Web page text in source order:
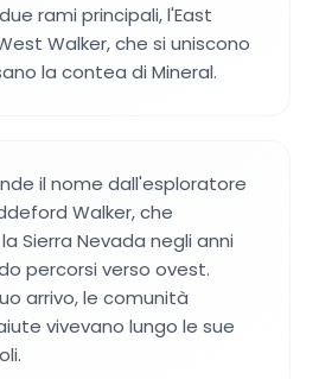
rami principali, l'East
Walker, che si uniscono
la contea di Mineral.
il nome dall'esploratore
Walker, che
Sierra Nevada negli anni
percorsi verso ovest.
arrivo, le comunità
vivevano lungo le sue